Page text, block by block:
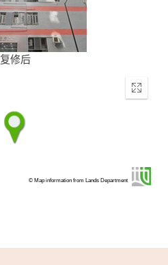
复修后
Enter
© Map information from Lands Department